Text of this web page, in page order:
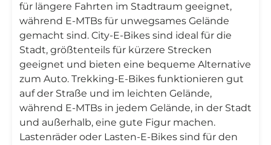
für längere Fahrten im Stadtraum geeignet,
während E-MTBs für unwegsames Gelände
gemacht sind. City-E-Bikes sind ideal für die
Stadt, größtenteils für kürzere Strecken
geeignet und bieten eine bequeme Alternative
zum Auto. Trekking-E-Bikes funktionieren gut
auf der Straße und im leichten Gelände,
während E-MTBs in jedem Gelände, in der Stadt
und außerhalb, eine gute Figur machen.
Lastenräder oder Lasten-E-Bikes sind für den